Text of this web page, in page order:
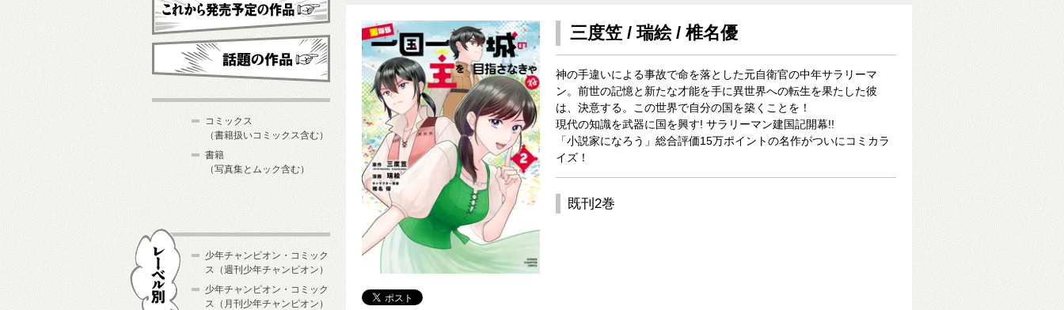
三度笠 / 瑞絵 / 椎名優
神の手違いによる事故で命を落とした元自衛官の中年サラリーマ
ン。前世の記憶と新たな才能を手に異世界への転生を果たした彼
は、決意する。この世界で自分の国を築くことを！
現代の知識を武器に国を興す! サラリーマン建国記開幕!!
「小説家になろう」総合評価15万ポイントの名作がついにコミカラ
イズ！
既刊2巻
これから発売予定
コミックス
（書籍扱いコミックス含む）
書籍
（写真集とムック含む）
少年チャンピオン・コミック
ス（週刊少年チャンピオン）
少年チャンピオン・コミック
ス（月刊少年チャンピオン）